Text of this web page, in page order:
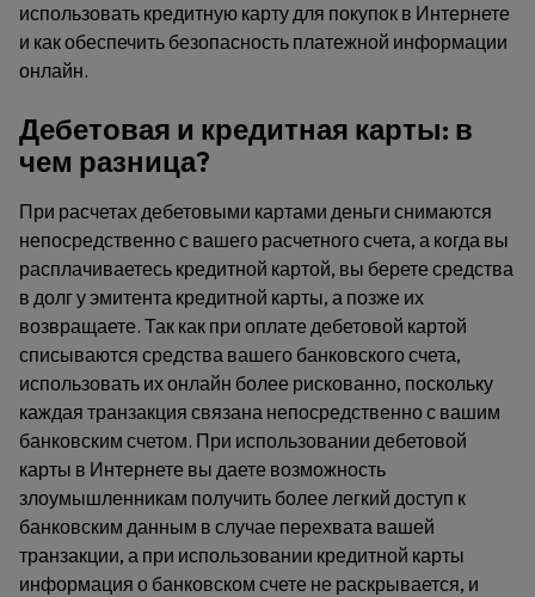
использовать кредитную карту для покупок в Интернете
и как обеспечить безопасность платежной информации
онлайн.
Дебетовая и кредитная карты: в
чем разница?
При расчетах дебетовыми картами деньги снимаются
непосредственно с вашего расчетного счета, а когда вы
расплачиваетесь кредитной картой, вы берете средства
в долг у эмитента кредитной карты, а позже их
возвращаете. Так как при оплате дебетовой картой
списываются средства вашего банковского счета,
использовать их онлайн более рискованно, поскольку
каждая транзакция связана непосредственно с вашим
банковским счетом. При использовании дебетовой
карты в Интернете вы даете возможность
злоумышленникам получить более легкий доступ к
банковским данным в случае перехвата вашей
транзакции, а при использовании кредитной карты
информация о банковском счете не раскрывается, и